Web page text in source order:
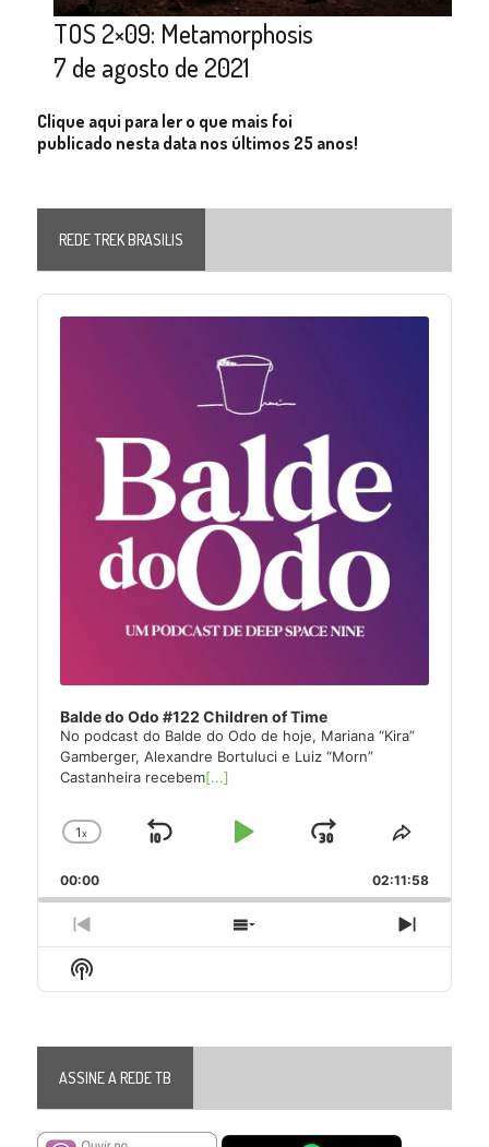
TOS 2×09: Metamorphosis
7 de agosto de 2021
Clique aqui para ler o que mais foi
publicado nesta data nos últimos 25 anos!
REDE TREK BRASILIS
Audio
Player
Balde do Odo #122 Children of Time
No podcast do Balde do Odo de hoje, Mariana “Kira”
Gamberger, Alexandre Bortuluci e Luiz “Morn”
Castanheira recebem[...]
Change
Rate
1x
Skip
Play
Jump
Forward
Share
Episode
00:00 02:11:58
Previous
Episode
Show
Episodes
Next
Episode
Show
Podcast
ASSINE A REDE TB